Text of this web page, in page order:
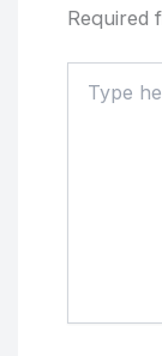
Required
here..